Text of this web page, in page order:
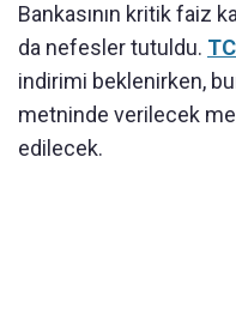
Bankasının kritik faiz
da nefesler tutuldu.
indirimi beklenirken,
metninde verilecek
edilecek.